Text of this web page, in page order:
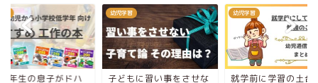
1年生の息子がドハ
幼児学習
子どもに習い事をさせな
幼児学習
就学前に学習の土台